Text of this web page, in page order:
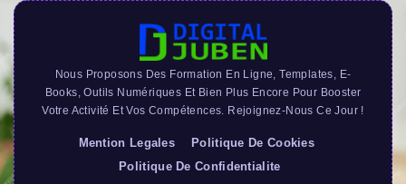
Nous Proposons Des Formation En Ligne, Templates, E-
Books, Outils Numériques Et Bien Plus Encore Pour Booster
Votre Activité Et Vos Compétences. Rejoignez-Nous Ce Jour !
Mention Legales
Politique De Cookies
Politique De Confidentialite